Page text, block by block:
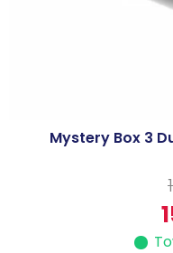
Mystery Box 3